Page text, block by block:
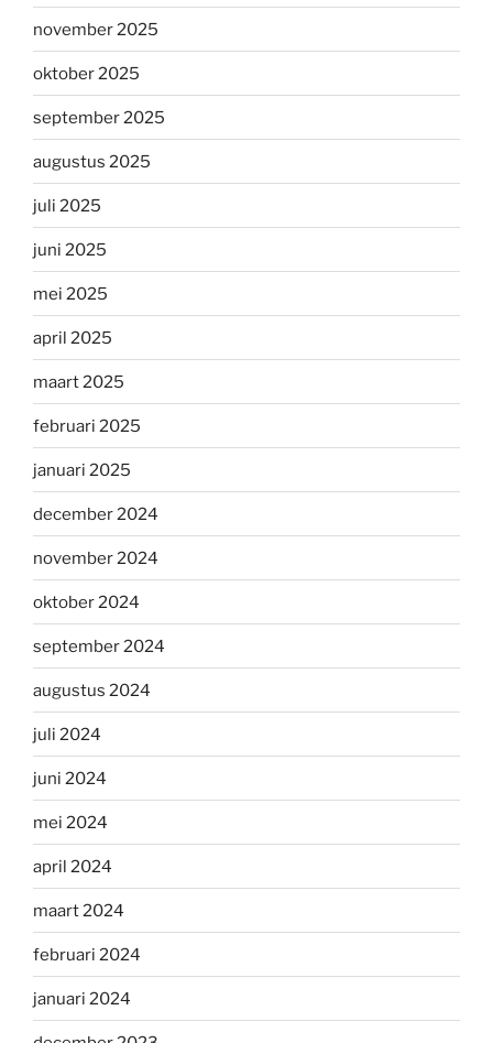
november 2025
oktober 2025
september 2025
augustus 2025
juli 2025
juni 2025
mei 2025
april 2025
maart 2025
februari 2025
januari 2025
december 2024
november 2024
oktober 2024
september 2024
augustus 2024
juli 2024
juni 2024
mei 2024
april 2024
maart 2024
februari 2024
januari 2024